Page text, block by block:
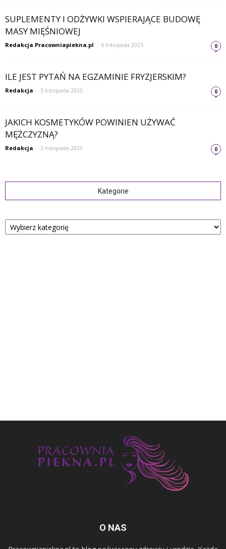
SUPLEMENTY I ODŻYWKI WSPIERAJĄCE BUDOWĘ
MASY MIĘŚNIOWEJ
Redakcja Pracowniapiekna.pl - 6 listopada 2025 0
ILE JEST PYTAŃ NA EGZAMINIE FRYZJERSKIM?
Redakcja - 3 listopada 2025 0
JAKICH KOSMETYKÓW POWINIEN UŻYWAĆ
MĘŻCZYZNĄ?
Redakcja - 3 listopada 2025 0
Kategorie
Kategorie
O NAS